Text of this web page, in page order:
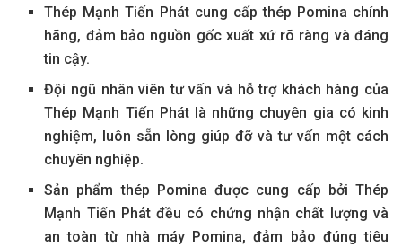
Thép Mạnh Tiến Phát cung cấp thép Pomina chính
hãng, đảm bảo nguồn gốc xuất xứ rõ ràng và đáng
tin cậy.
Đội ngũ nhân viên tư vấn và hỗ trợ khách hàng của
Thép Mạnh Tiến Phát là những chuyên gia có kinh
nghiệm, luôn sẵn lòng giúp đỡ và tư vấn một cách
chuyên nghiệp.
Sản phẩm thép Pomina được cung cấp bởi Thép
Mạnh Tiến Phát đều có chứng nhận chất lượng và
an toàn từ nhà máy Pomina, đảm bảo đúng tiêu